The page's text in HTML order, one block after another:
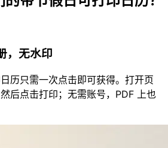
，无水印
历只需一次点击即可获得。打开页
后点击打印；无需账号，PDF 上也